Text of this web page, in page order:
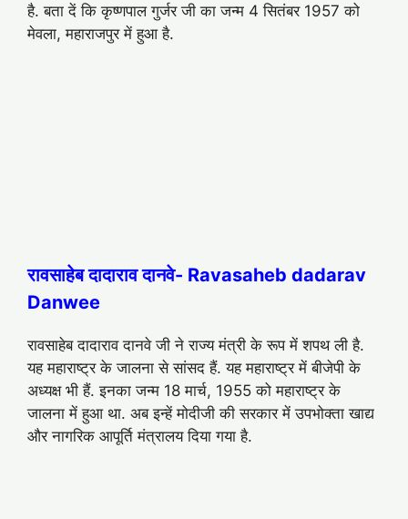
है. बता दें कि कृष्णपाल गुर्जर जी का जन्म 4 सितंबर 1957 को
मेवला, महाराजपुर में हुआ है.
रावसाहेब दादाराव दानवे- Ravasaheb dadarav
Danwee
रावसाहेब दादाराव दानवे जी ने राज्य मंत्री के रूप में शपथ ली है.
यह महाराष्ट्र के जालना से सांसद हैं. यह महाराष्ट्र में बीजेपी के
अध्यक्ष भी हैं. इनका जन्म 18 मार्च, 1955 को महाराष्ट्र के
जालना में हुआ था. अब इन्हें मोदीजी की सरकार में उपभोक्ता खाद्य
और नागरिक आपूर्ति मंत्रालय दिया गया है.